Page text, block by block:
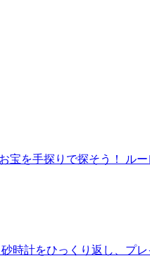
を手探りで探そう！ ル
時計をひっくり返し、プ